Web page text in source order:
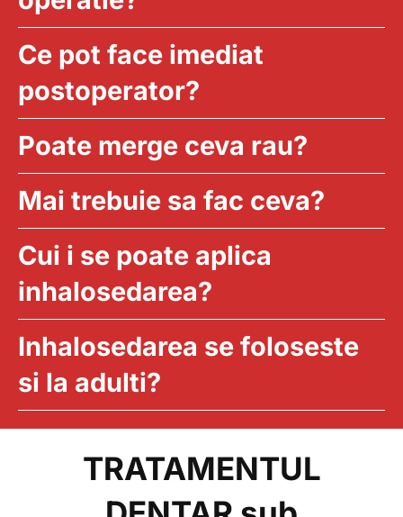
Ce pot face imediat
postoperator?
Poate merge ceva rau?
Mai trebuie sa fac ceva?
Cui i se poate aplica
inhalosedarea?
Inhalosedarea se foloseste
si la adulti?
TRATAMENTUL